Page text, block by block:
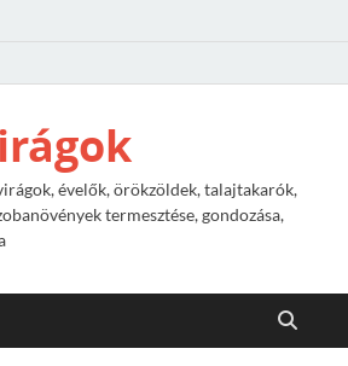
évelők, örökzöldek, talajtakarók,
termesztése, gondozása,